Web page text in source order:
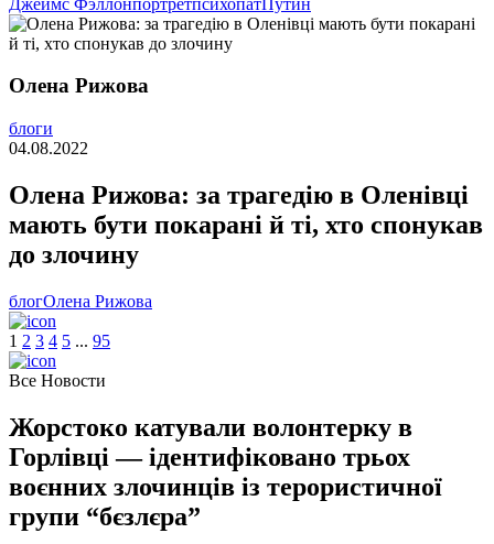
Олена Рижова
блоги
04.08.2022
Олена Рижова: за трагедію в Оленівці
мають бути покарані й ті, хто спонукав
до злочину
блогОлена Рижова
1 2 3 4 5 ... 95
Все Новости
Жорстоко катували волонтерку в
Горлівці — ідентифіковано трьох
воєнних злочинців із терористичної
групи “бєзлєра”